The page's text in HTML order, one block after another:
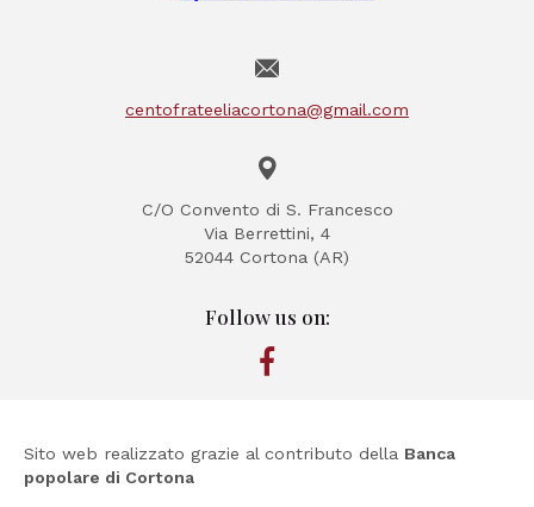
centofrateeliacortona@gmail.com
C/O Convento di S. Francesco
Via Berrettini, 4
52044 Cortona (AR)
Follow us on:
Sito web realizzato grazie al contributo della Banca
popolare di Cortona